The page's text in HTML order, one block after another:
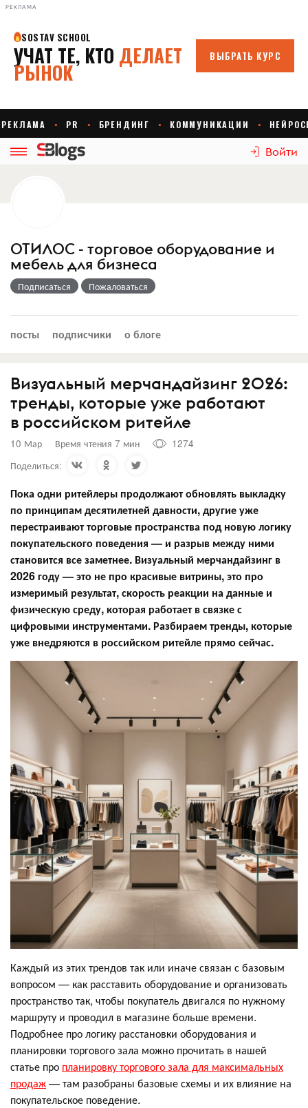
РЕКЛАМА
Войти
ОТИЛОС - торговое оборудование и
мебель для бизнеса
Подписаться Пожаловаться
посты подписчики о блоге
Визуальный мерчандайзинг 2026:
тренды, которые уже работают
в российском ритейле
10 Мар Время чтения 7 мин
1274
Поделиться:
Пока одни ритейлеры продолжают обновлять выкладку
по принципам десятилетней давности, другие уже
перестраивают торговые пространства под новую логику
покупательского поведения — и разрыв между ними
становится все заметнее. Визуальный мерчандайзинг в
2026 году — это не про красивые витрины, это про
измеримый результат, скорость реакции на данные и
физическую среду, которая работает в связке с
цифровыми инструментами. Разбираем тренды, которые
уже внедряются в российском ритейле прямо сейчас.
Каждый из этих трендов так или иначе связан с базовым
вопросом — как расставить оборудование и организовать
пространство так, чтобы покупатель двигался по нужному
маршруту и проводил в магазине больше времени.
Подробнее про логику расстановки оборудования и
планировки торгового зала можно прочитать в нашей
статье про планировку торгового зала для максимальных
продаж— там разобраны базовые схемы и их влияние на
покупательское поведение.